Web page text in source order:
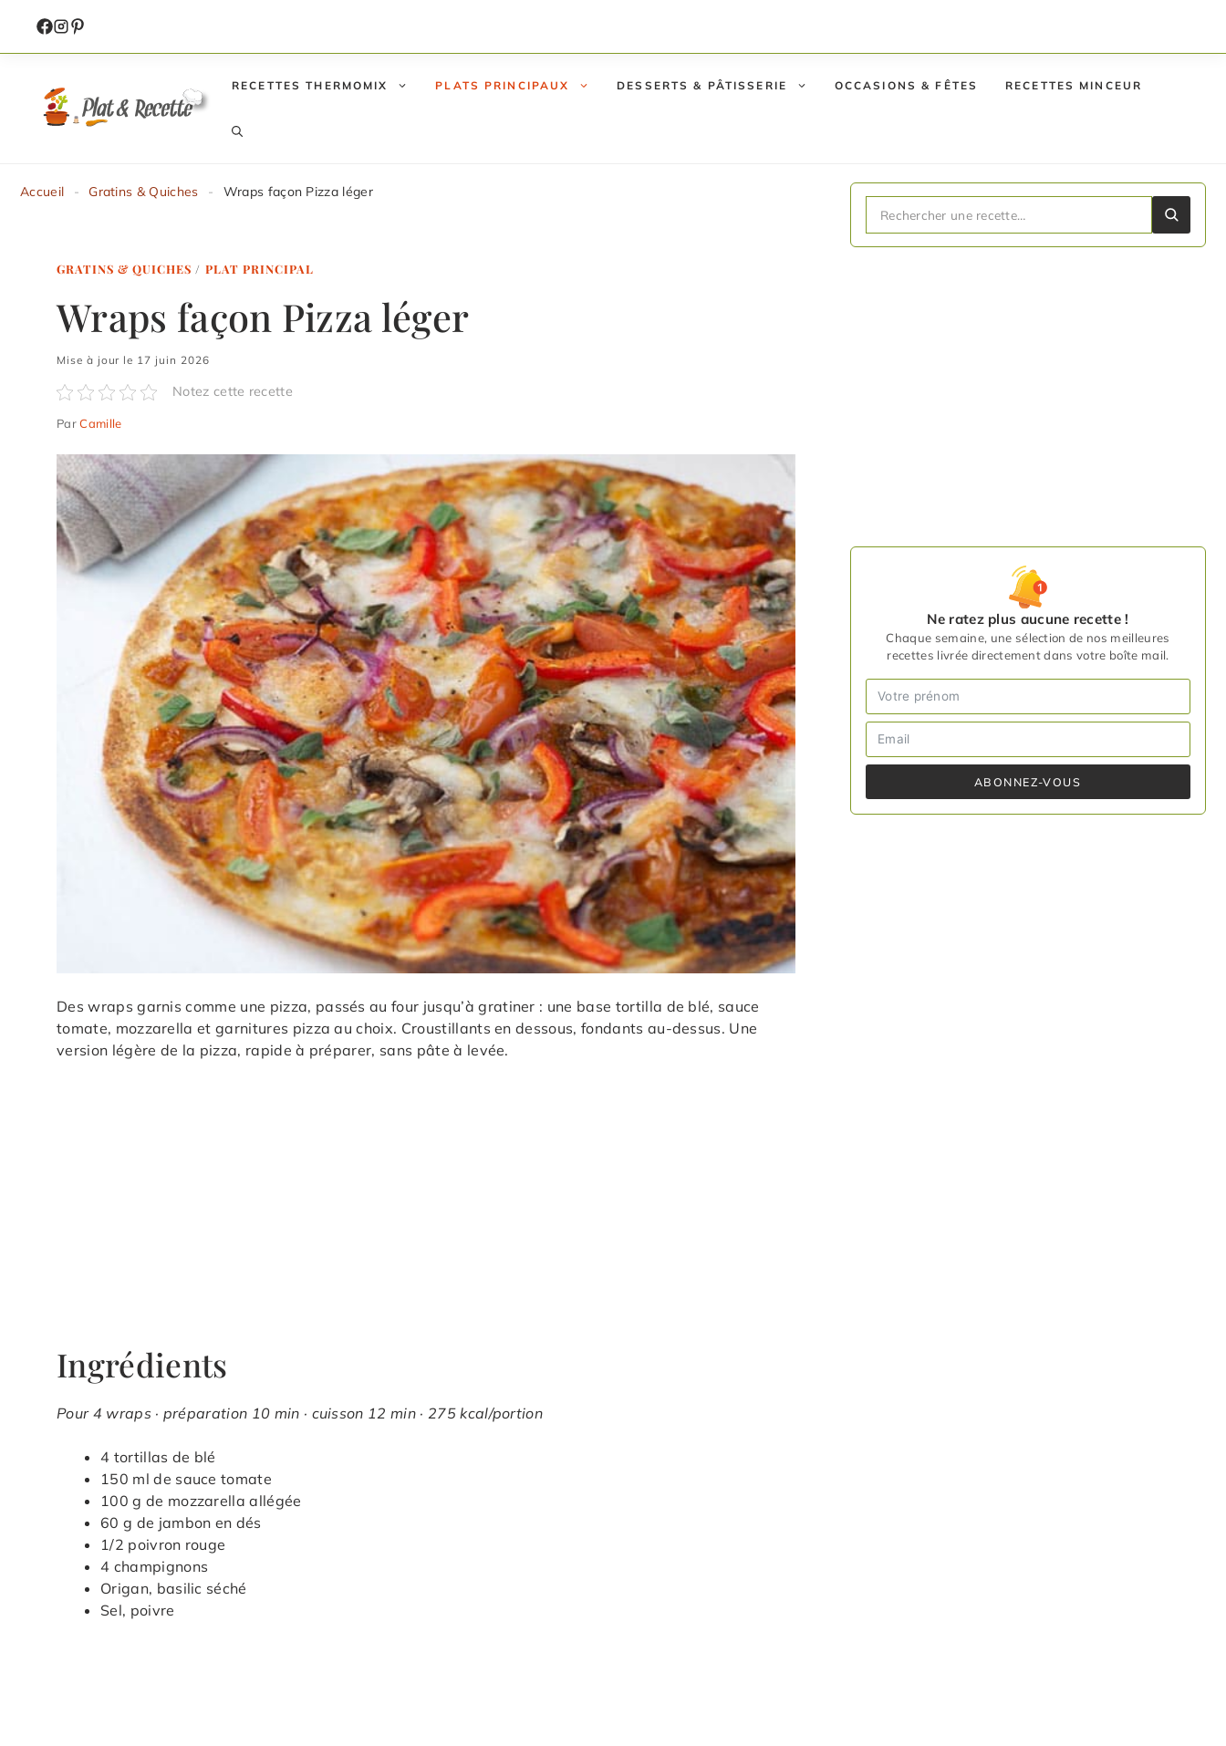
contenu
RECETTES THERMOMIX PLATS PRINCIPAUX DESSERTS & PÂTISSERIE OCCASIONS & FÊTES RECETTES MINCEUR
Accueil - Gratins & Quiches - Wraps façon Pizza léger
GRATINS & QUICHES / PLAT PRINCIPAL
Wraps façon Pizza léger
Mise à jour le 17 juin 2026
Notez cette recette
ParCamille
Des wraps garnis comme une pizza, passés au four jusqu’à gratiner : une base tortilla de blé, sauce
tomate, mozzarella et garnitures pizza au choix. Croustillants en dessous, fondants au-dessus. Une
version légère de la pizza, rapide à préparer, sans pâte à levée.
Ingrédients
Pour 4 wraps · préparation 10 min · cuisson 12 min · 275 kcal/portion
4 tortillas de blé
150 ml de sauce tomate
100 g de mozzarella allégée
60 g de jambon en dés
1/2 poivron rouge
4 champignons
Origan, basilic séché
Sel, poivre
Ne ratez plus aucune recette !
Chaque semaine, une sélection de nos meilleures
recettes livrée directement dans votre boîte mail.
ABONNEZ-VOUS